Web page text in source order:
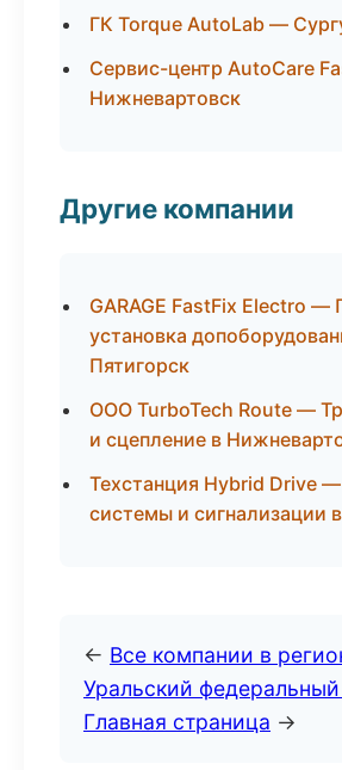
ГК Torque AutoLab —
Сервис-центр AutoCare
Нижневартовск
Другие компании
GARAGE FastFix Electro
установка
Пятигорск
ООО TurboTech Route —
и сцепление в
Техстанция Hybrid Drive
системы и сигнализации
← Все компании в
Уральский федеральный
Главная страница →